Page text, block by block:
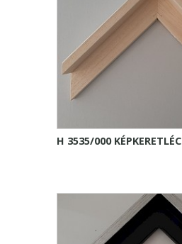
H 3535/000 KÉPKERETLÉC